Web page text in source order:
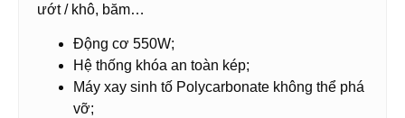
ướt / khô, băm…
Động cơ 550W;
Hệ thống khóa an toàn kép;
Máy xay sinh tố Polycarbonate không thể phá
vỡ;